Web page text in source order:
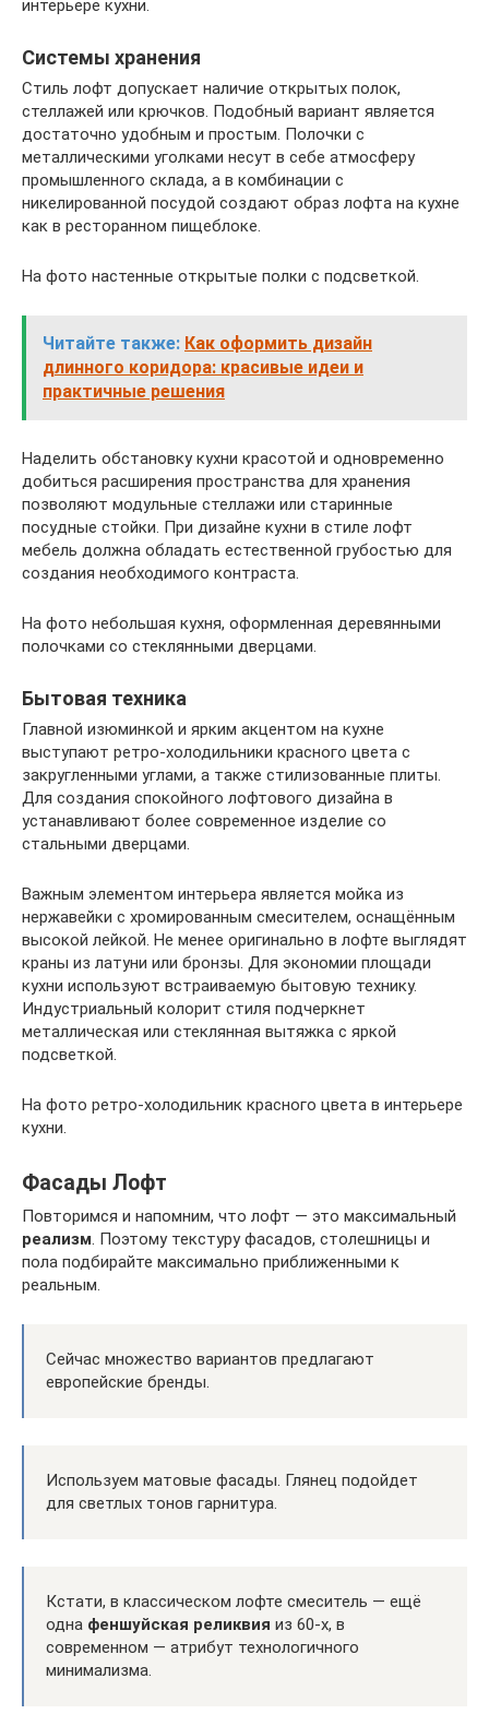
интерьере кухни.
Системы хранения
Стиль лофт допускает наличие открытых полок,
стеллажей или крючков. Подобный вариант является
достаточно удобным и простым. Полочки с
металлическими уголками несут в себе атмосферу
промышленного склада, а в комбинации с
никелированной посудой создают образ лофта на кухне
как в ресторанном пищеблоке.
На фото настенные открытые полки с подсветкой.
Читайте также: Как оформить дизайн
длинного коридора: красивые идеи и
практичные решения
Наделить обстановку кухни красотой и одновременно
добиться расширения пространства для хранения
позволяют модульные стеллажи или старинные
посудные стойки. При дизайне кухни в стиле лофт
мебель должна обладать естественной грубостью для
создания необходимого контраста.
На фото небольшая кухня, оформленная деревянными
полочками со стеклянными дверцами.
Бытовая техника
Главной изюминкой и ярким акцентом на кухне
выступают ретро-холодильники красного цвета с
закругленными углами, а также стилизованные плиты.
Для создания спокойного лофтового дизайна в
устанавливают более современное изделие со
стальными дверцами.
Важным элементом интерьера является мойка из
нержавейки с хромированным смесителем, оснащённым
высокой лейкой. Не менее оригинально в лофте выглядят
краны из латуни или бронзы. Для экономии площади
кухни используют встраиваемую бытовую технику.
Индустриальный колорит стиля подчеркнет
металлическая или стеклянная вытяжка с яркой
подсветкой.
На фото ретро-холодильник красного цвета в интерьере
кухни.
Фасады Лофт
Повторимся и напомним, что лофт — это максимальный
реализм. Поэтому текстуру фасадов, столешницы и
пола подбирайте максимально приближенными к
реальным.
Сейчас множество вариантов предлагают
европейские бренды.
Используем матовые фасады. Глянец подойдет
для светлых тонов гарнитура.
Кстати, в классическом лофте смеситель — ещё
одна феншуйская реликвия из 60-х, в
современном — атрибут технологичного
минимализма.